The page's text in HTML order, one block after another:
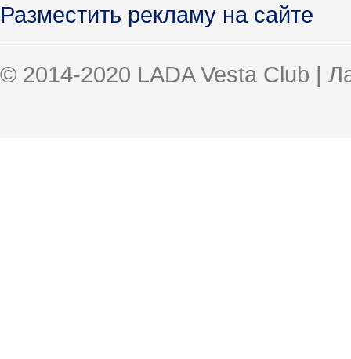
Разместить рекламу на сайте
© 2014-2020 LADA Vesta Club |